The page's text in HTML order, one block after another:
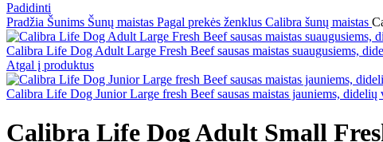
Padidinti
Pradžia Šunims Šunų maistas Pagal prekės ženklus Calibra šunų maistas
Calibra Life Dog Adult Large Fresh Beef sausas maistas suaugusiems,
Atgal į produktus
Calibra Life Dog Junior Large fresh Beef sausas maistas jauniems,
Calibra Life Dog Adult Small